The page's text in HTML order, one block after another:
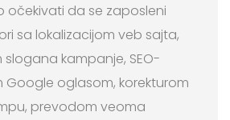
očekivati da se zaposleni
sa lokalizacijom veb sajta,
kampanje, SEO-
Google oglasom, korekturom
prevodom veoma